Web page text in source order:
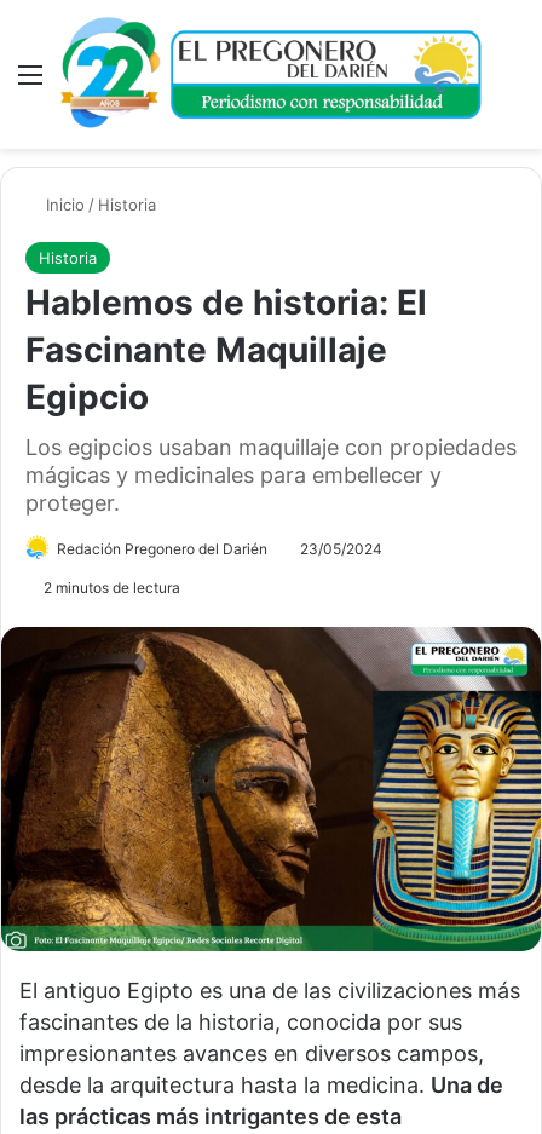
Menú
Inicio / Historia
Historia
Hablemos de historia: El
Fascinante Maquillaje
Egipcio
Los egipcios usaban maquillaje con propiedades
mágicas y medicinales para embellecer y
proteger.
Redación Pregonero del Darién 23/05/2024
2 minutos de lectura
El antiguo Egipto es una de las civilizaciones más
fascinantes de la historia, conocida por sus
impresionantes avances en diversos campos,
desde la arquitectura hasta la medicina. Una de
las prácticas más intrigantes de esta